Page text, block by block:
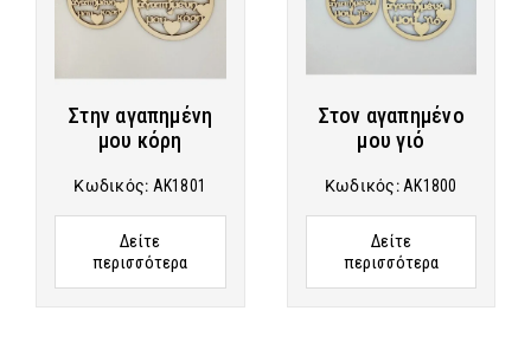
Στην αγαπημένη
μου κόρη
Κωδικός: AK1801
Δείτε
περισσότερα
Στον αγαπημένο
μου γιό
Κωδικός: AK1800
Δείτε
περισσότερα